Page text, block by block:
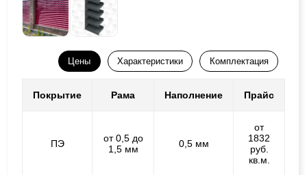
Цены Характеристики Комплектация
Покрытие Рама Наполнение Прайс
ПЭ
от 0,5 до
1,5 мм
0,5 мм
от
1832
руб.
кв.м.